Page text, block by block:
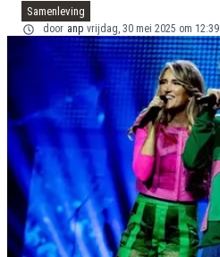
Samenleving
door anp vrijdag, 30 mei 2025 om 12:39